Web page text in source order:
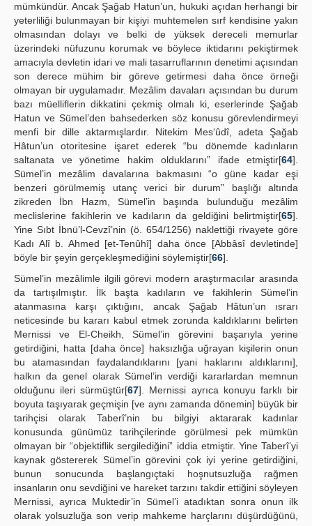
mümkündür. Ancak Şağab Hatun’un, hukuki açıdan herhangi bir
yeterliliği bulunmayan bir kişiyi muhtemelen sırf kendisine yakın
olmasından dolayı ve belki de yüksek dereceli memurlar
üzerindeki nüfuzunu korumak ve böylece iktidarını pekiştirmek
amacıyla devletin idari ve mali tasarruflarının denetimi açısından
son derece mühim bir göreve getirmesi daha önce örneği
olmayan bir uygulamadır. Mezâlim davaları açısından bu durum
bazı müelliflerin dikkatini çekmiş olmalı ki, eserlerinde Şağab
Hatun ve Sümel’den bahsederken söz konusu görevlendirmeyi
menfi bir dille aktarmışlardır. Nitekim Mes‘ûdî, adeta Şağab
Hâtun’un otoritesine işaret ederek “bu dönemde kadınların
saltanata ve yönetime hakim olduklarını” ifade etmiştir[64].
Sümel’in mezâlim davalarına bakmasını “o güne kadar eşi
benzeri görülmemiş utanç verici bir durum” başlığı altında
zikreden İbn Hazm, Sümel’in başında bulunduğu mezâlim
meclislerine fakihlerin ve kadıların da geldiğini belirtmiştir[65].
Yine Sıbt İbnü’l-Cevzî’nin (ö. 654/1256) naklettiği rivayete göre
Kadı Alî b. Ahmed [et-Tenûhî] daha önce [Abbâsî devletinde]
böyle bir şeyin gerçekleşmediğini söylemiştir[66].
Sümel’in mezâlimle ilgili görevi modern araştırmacılar arasında
da tartışılmıştır. İlk başta kadıların ve fakihlerin Sümel’in
atanmasına karşı çıktığını, ancak Şağab Hâtun’un ısrarı
neticesinde bu kararı kabul etmek zorunda kaldıklarını belirten
Mernissi ve El-Cheikh, Sümel’in görevini başarıyla yerine
getirdiğini, hatta [daha önce] haksızlığa uğrayan kişilerin onun
bu atamasından faydalandıklarını [yani haklarını aldıklarını],
halkın da genel olarak Sümel’in verdiği kararlardan memnun
olduğunu ileri sürmüştür[67]. Mernissi ayrıca konuyu farklı bir
boyuta taşıyarak geçmişin [ve aynı zamanda dönemin] büyük bir
tarihçisi olarak Taberî’nin bu bilgiyi aktararak kadınlar
konusunda günümüz tarihçilerinde görülmesi pek mümkün
olmayan bir “objektiflik sergilediğini” iddia etmiştir. Yine Taberî’yi
kaynak göstererek Sümel’in görevini çok iyi yerine getirdiğini,
bunun sonucunda başlangıçtaki hoşnutsuzluğa rağmen
insanların onu sevdiğini ve hareket tarzını takdir ettiğini söyleyen
Mernissi, ayrıca Muktedir’in Sümel’i atadıktan sonra onun ilk
olarak yolsuzluğa son verip mahkeme harçlarını düşürdüğünü,